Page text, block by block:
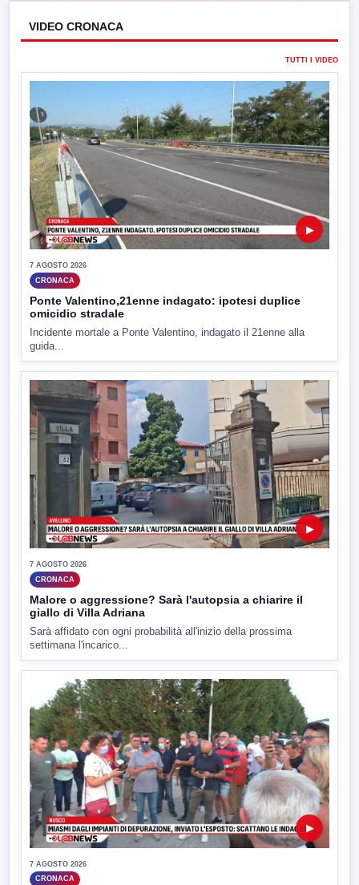
VIDEO CRONACA
TUTTI I VIDEO
▶
7 AGOSTO 2026
CRONACA
Ponte Valentino,21enne indagato: ipotesi duplice
omicidio stradale
Incidente mortale a Ponte Valentino, indagato il 21enne alla
guida...
▶
7 AGOSTO 2026
CRONACA
Malore o aggressione? Sarà l'autopsia a chiarire il
giallo di Villa Adriana
Sarà affidato con ogni probabilità all'inizio della prossima
settimana l'incarico...
▶
7 AGOSTO 2026
CRONACA